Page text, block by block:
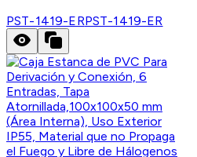
PST-1419-ERPST-1419-ER